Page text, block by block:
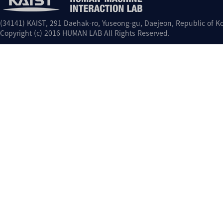
(34141) KAIST, 291 Daehak-ro, Yuseong-gu, Daejeon, Republic of
Copyright (c) 2016 HUMAN LAB All Rights Reserved.